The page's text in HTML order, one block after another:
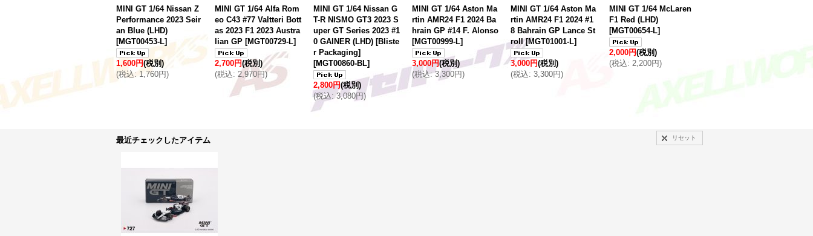
MINI GT 1/64 Nissan Z
Performance 2023 Seir
an Blue (LHD)
[MGT00453-L]
1,600円(税別)
(税込: 1,760円)
MINI GT 1/64 Alfa Rom
eo C43 #77 Valtteri Bott
as 2023 F1 2023 Austra
lian GP [MGT00729-L]
2,700円(税別)
(税込: 2,970円)
MINI GT 1/64 Nissan G
T-R NISMO GT3 2023 S
uper GT Series 2023 #1
0 GAINER (LHD) [Bliste
r Packaging]
[MGT00860-BL]
2,800円(税別)
(税込: 3,080円)
MINI GT 1/64 Aston Ma
rtin AMR24 F1 2024 Ba
hrain GP #14 F. Alonso
[MGT00999-L]
3,000円(税別)
(税込: 3,300円)
MINI GT 1/64 Aston Ma
rtin AMR24 F1 2024 #1
8 Bahrain GP Lance St
roll [MGT01001-L]
3,000円(税別)
(税込: 3,300円)
MINI GT 1/64 McLaren
F1 Red (LHD)
[MGT00654-L]
2,000円(税別)
(税込: 2,200円)
最近チェックしたアイテム リセット